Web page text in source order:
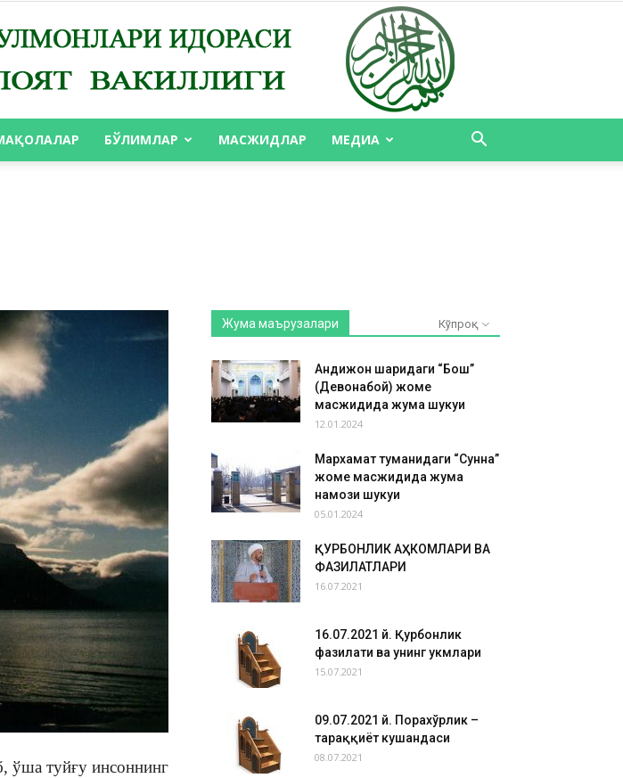
ВАКИЛЛИГИ
БЎЛИМЛАР МАСЖИДЛАР МЕДИА
ўша туйғу инсоннинг
Жума маърузалари Кўпроқ
Андижон шаҳридаги “Бош”
(Девонабой) жоме
масжидида жума шукуҳи
12.01.2024
Мархамат туманидаги “Сунна”
жоме масжидида жума
намози шукуҳи
05.01.2024
ҚУРБОНЛИК АҲКОМЛАРИ ВА
ФАЗИЛАТЛАРИ
16.07.2021
16.07.2021 й. Қурбонлик
фазилати ва унинг ҳукмлари
15.07.2021
09.07.2021 й. Порахўрлик –
тараққиёт кушандаси
08.07.2021